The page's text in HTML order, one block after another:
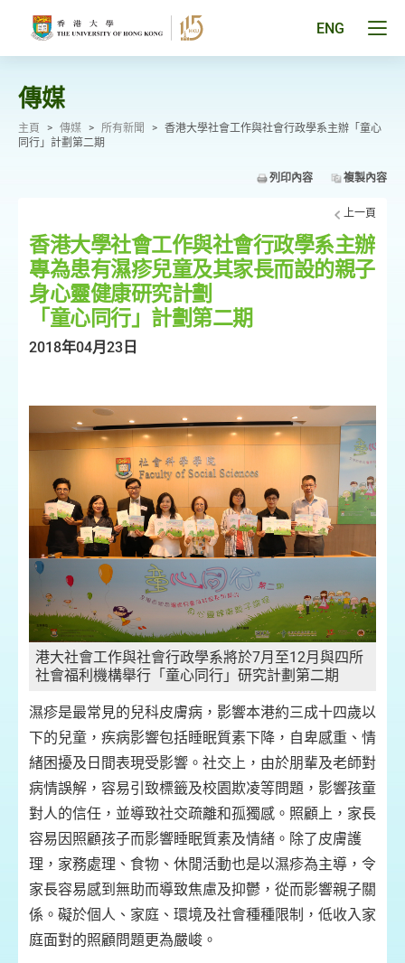
ENG
傳媒
主頁 > 傳媒 > 所有新聞 > 香港大學社會工作與社會行政學系主辦「童心
同行」計劃第二期
列印內容 複製內容
上一頁
香港大學社會工作與社會行政學系主辦
專為患有濕疹兒童及其家長而設的親子
身心靈健康研究計劃
「童心同行」計劃第二期
2018年04月23日
港大社會工作與社會行政學系將於7月至12月與四所
社會福利機構舉行「童心同行」研究計劃第二期
濕疹是最常見的兒科皮膚病，影響本港約三成十四歲以
下的兒童，疾病影響包括睡眠質素下降，自卑感重、情
緒困擾及日間表現受影響。社交上，由於朋輩及老師對
病情誤解，容易引致標籤及校園欺凌等問題，影響孩童
對人的信任，並導致社交疏離和孤獨感。照顧上，家長
容易因照顧孩子而影響睡眠質素及情緒。除了皮膚護
理，家務處理、食物、休閒活動也是以濕疹為主導，令
家長容易感到無助而導致焦慮及抑鬱，從而影響親子關
係。礙於個人、家庭、環境及社會種種限制，低收入家
庭面對的照顧問題更為嚴峻。